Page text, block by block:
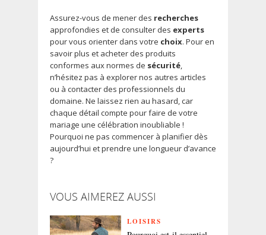
Assurez-vous de mener des recherches
approfondies et de consulter des experts
pour vous orienter dans votre choix. Pour en
savoir plus et acheter des produits
conformes aux normes de sécurité,
n’hésitez pas à explorer nos autres articles
ou à contacter des professionnels du
domaine. Ne laissez rien au hasard, car
chaque détail compte pour faire de votre
mariage une célébration inoubliable !
Pourquoi ne pas commencer à planifier dès
aujourd’hui et prendre une longueur d’avance
?
VOUS AIMEREZ AUSSI
LOISIRS